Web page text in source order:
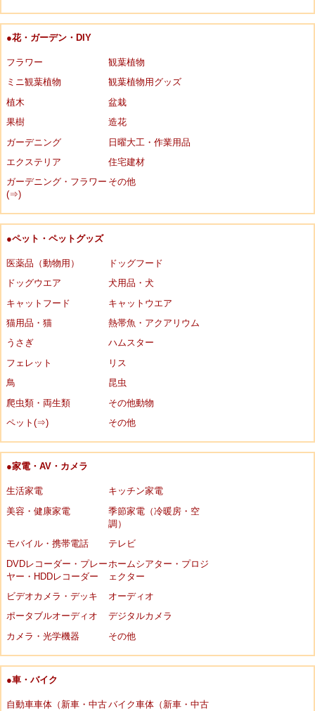
●花・ガーデン・DIY
フラワー
観葉植物
ミニ観葉植物
観葉植物用グッズ
植木
盆栽
果樹
造花
ガーデニング
日曜大工・作業用品
エクステリア
住宅建材
ガーデニング・フラワー
(⇒)
その他
●ペット・ペットグッズ
医薬品（動物用）
ドッグフード
ドッグウエア
犬用品・犬
キャットフード
キャットウエア
猫用品・猫
熱帯魚・アクアリウム
うさぎ
ハムスター
フェレット
リス
鳥
昆虫
爬虫類・両生類
その他動物
ペット(⇒)
その他
●家電・AV・カメラ
生活家電
キッチン家電
美容・健康家電
季節家電（冷暖房・空
調）
モバイル・携帯電話
テレビ
DVDレコーダー・プレー
ヤー・HDDレコーダー
ホームシアター・プロジ
ェクター
ビデオカメラ・デッキ
オーディオ
ポータブルオーディオ
デジタルカメラ
カメラ・光学機器
その他
●車・バイク
自動車車体（新車・中古バイク車体（新車・中古